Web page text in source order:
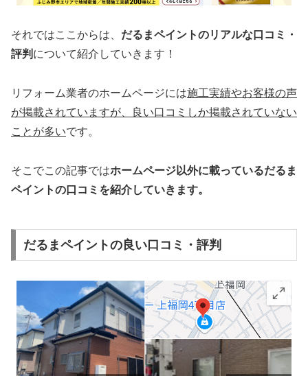
それではここからは、 だるまペイントのリアルな口コミ・
評判 について紹介していきます！
リフォーム業者のホームページには施工実績やお客様の声
が掲載されていますが、
良い口コミしか掲載されていない
ことが多いです。
そこでこの記事ではホームページ以外に載っているだるま
ペイントの口コミを紹介していきます。
だるまペイントの良い口コミ・評判